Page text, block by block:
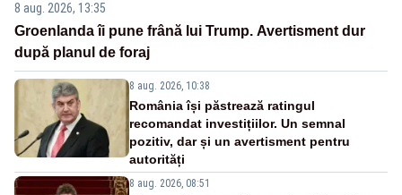
8 aug. 2026, 13:35
Groenlanda îi pune frână lui Trump. Avertisment dur
după planul de foraj
8 aug. 2026, 10:38
România își păstrează ratingul
recomandat investițiilor. Un semnal
pozitiv, dar și un avertisment pentru
autorități
8 aug. 2026, 08:51